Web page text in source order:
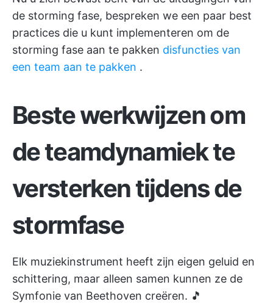
de storming fase, bespreken we een paar best
practices die u kunt implementeren om de
storming fase aan te pakken disfuncties van
een team aan te pakken .
Beste werkwijzen om
de teamdynamiek te
versterken tijdens de
stormfase
Elk muziekinstrument heeft zijn eigen geluid en
schittering, maar alleen samen kunnen ze de
Symfonie van Beethoven creëren. 🎵